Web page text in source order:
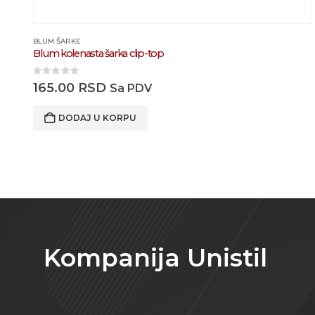
BLUM ŠARKE
Blum ugaona šarka 90° sa integrisanim usporivačem
0 out of 5
810.00 RSD Sa PDV
DODAJ U KORPU
Kompanija Unistil